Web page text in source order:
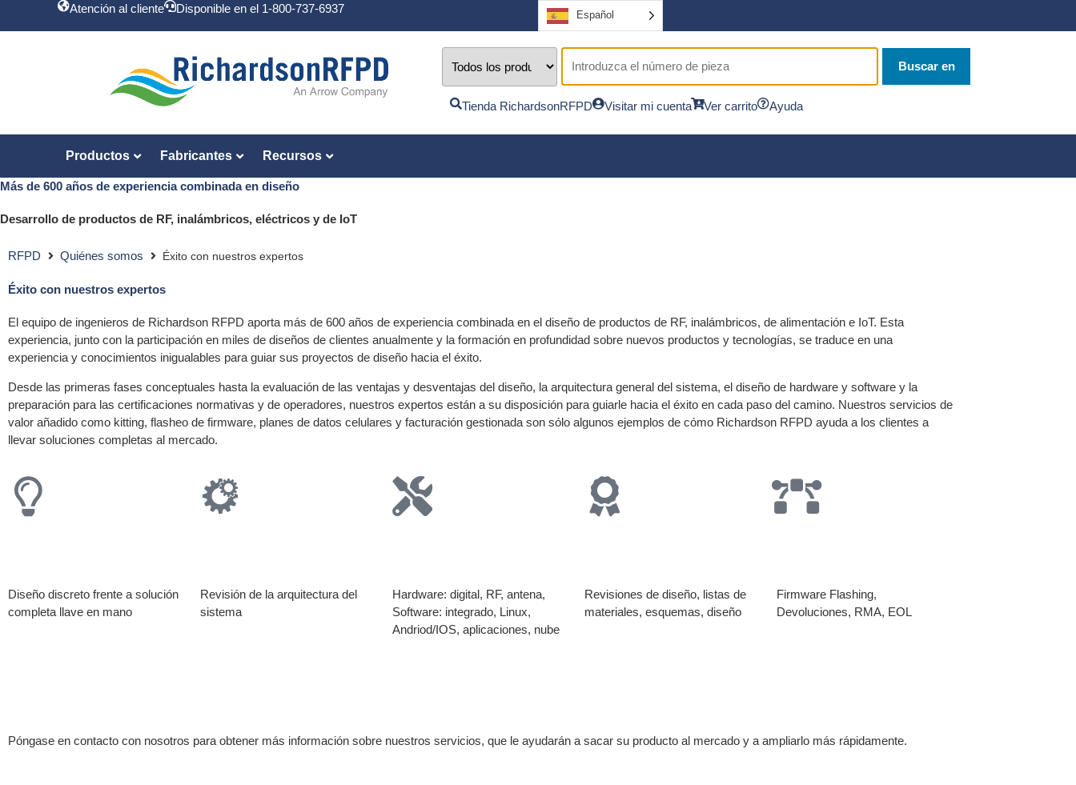
Atención al cliente Disponible en el 1-800-737-6937 Español
Buscar en
Tienda RichardsonRFPD Visitar mi cuenta Ver carrito Ayuda
Productos Fabricantes Recursos
Más de 600 años de experiencia combinada en diseño
Desarrollo de productos de RF, inalámbricos, eléctricos y de IoT
RFPD Quiénes somos Éxito con nuestros expertos
Éxito con nuestros expertos
El equipo de ingenieros de Richardson RFPD aporta más de 600 años de experiencia combinada en el diseño de productos de RF, inalámbricos, de alimentación e IoT. Esta
experiencia, junto con la participación en miles de diseños de clientes anualmente y la formación en profundidad sobre nuevos productos y tecnologías, se traduce en una
experiencia y conocimientos inigualables para guiar sus proyectos de diseño hacia el éxito.
Desde las primeras fases conceptuales hasta la evaluación de las ventajas y desventajas del diseño, la arquitectura general del sistema, el diseño de hardware y software y la
preparación para las certificaciones normativas y de operadores, nuestros expertos están a su disposición para guiarle hacia el éxito en cada paso del camino. Nuestros servicios de
valor añadido como kitting, flasheo de firmware, planes de datos celulares y facturación gestionada son sólo algunos ejemplos de cómo Richardson RFPD ayuda a los clientes a
llevar soluciones completas al mercado.
Diseño discreto frente a solución
completa llave en mano
Revisión de la arquitectura del
sistema
Hardware: digital, RF, antena,
Software: integrado, Linux,
Andriod/IOS, aplicaciones, nube
Revisiones de diseño, listas de
materiales, esquemas, diseño
Firmware Flashing,
Devoluciones, RMA, EOL
Póngase en contacto con nosotros para obtener más información sobre nuestros servicios, que le ayudarán a sacar su producto al mercado y a ampliarlo más rápidamente.